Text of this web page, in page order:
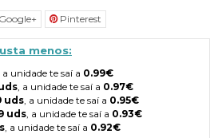
Google+ Pinterest
menos:
a unidade te saí a 0.99€
, a unidade te saí a 0.97€
uds, a unidade te saí a 0.95€
uds, a unidade te saí a 0.93€
, a unidade te saí a 0.92€